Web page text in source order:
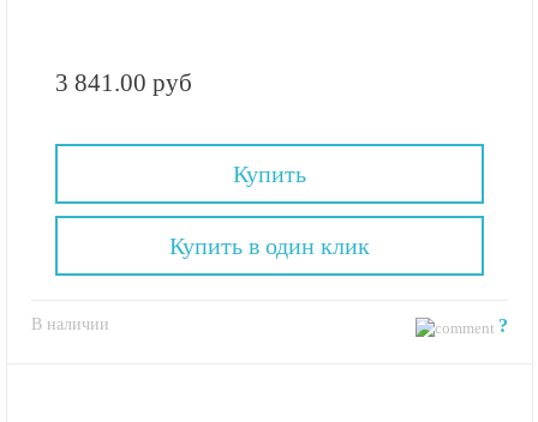
3 841.00 руб
Купить
В наличии ?
Купить в один клик